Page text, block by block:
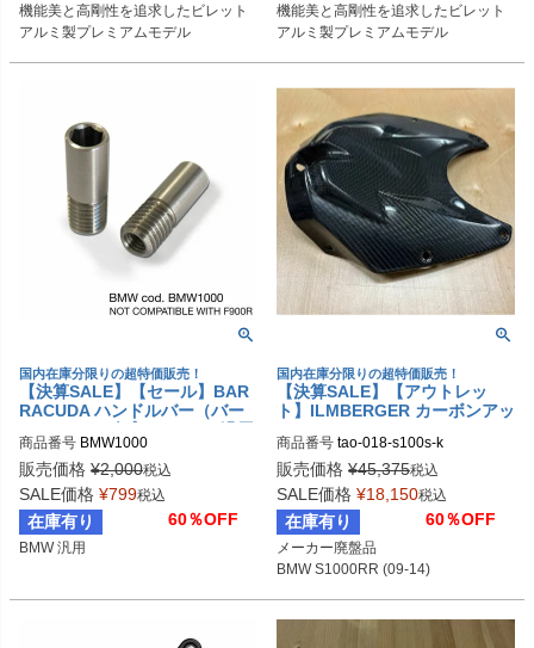
機能美と高剛性を追求したビレット
アルミ製プレミアムモデル
機能美と高剛性を追求したビレット
アルミ製プレミアムモデル
国内在庫分限りの超特価販売！
【決算SALE】【セール】BAR
RACUDA ハンドルバー（バー
エンド）アダプター BMW 汎用
商品番号 BMW1000
販売価格 ¥2,000税込
SALE価格 ¥799税込
在庫有り 60％OFF
BMW 汎用
国内在庫分限りの超特価販売！
【決算SALE】【アウトレッ
ト】ILMBERGER カーボンアッ
RR (09-14)
商品番号 tao-018-s100s-k
販売価格 ¥45,375税込
SALE価格 ¥18,150税込
在庫有り 60％OFF
メーカー廃盤品
BMW S1000RR (09-14)